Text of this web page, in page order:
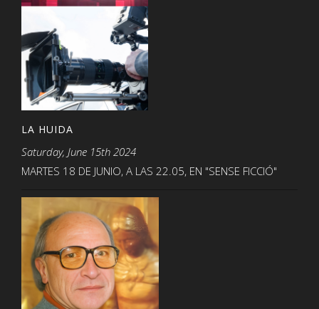
LA HUIDA
Saturday, June 15th 2024
MARTES 18 DE JUNIO, A LAS 22.05, EN "SENSE FICCIÓ"